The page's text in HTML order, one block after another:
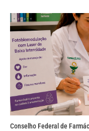
Conselho Federal de